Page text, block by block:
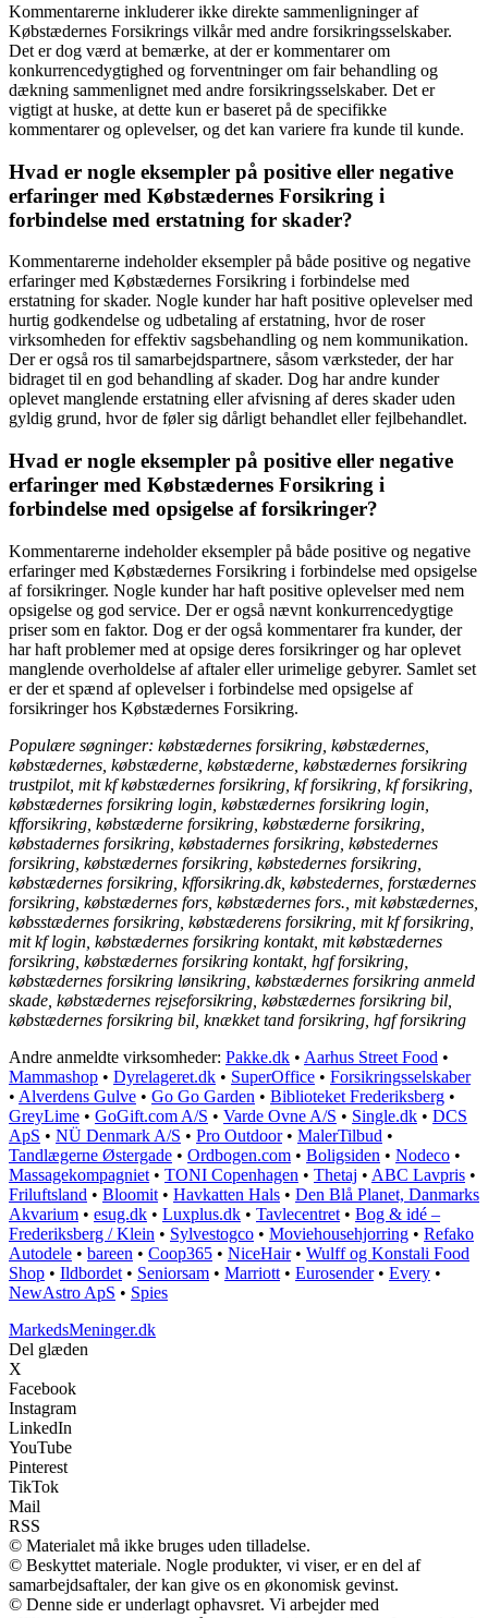
Kommentarerne inkluderer ikke direkte sammenligninger af
Købstædernes Forsikrings vilkår med andre forsikringsselskaber.
Det er dog værd at bemærke, at der er kommentarer om
konkurrencedygtighed og forventninger om fair behandling og
dækning sammenlignet med andre forsikringsselskaber. Det er
vigtigt at huske, at dette kun er baseret på de specifikke
kommentarer og oplevelser, og det kan variere fra kunde til kunde.
Hvad er nogle eksempler på positive eller negative
erfaringer med Købstædernes Forsikring i
forbindelse med erstatning for skader?
Kommentarerne indeholder eksempler på både positive og negative
erfaringer med Købstædernes Forsikring i forbindelse med
erstatning for skader. Nogle kunder har haft positive oplevelser med
hurtig godkendelse og udbetaling af erstatning, hvor de roser
virksomheden for effektiv sagsbehandling og nem kommunikation.
Der er også ros til samarbejdspartnere, såsom værksteder, der har
bidraget til en god behandling af skader. Dog har andre kunder
oplevet manglende erstatning eller afvisning af deres skader uden
gyldig grund, hvor de føler sig dårligt behandlet eller fejlbehandlet.
Hvad er nogle eksempler på positive eller negative
erfaringer med Købstædernes Forsikring i
forbindelse med opsigelse af forsikringer?
Kommentarerne indeholder eksempler på både positive og negative
erfaringer med Købstædernes Forsikring i forbindelse med opsigelse
af forsikringer. Nogle kunder har haft positive oplevelser med nem
opsigelse og god service. Der er også nævnt konkurrencedygtige
priser som en faktor. Dog er der også kommentarer fra kunder, der
har haft problemer med at opsige deres forsikringer og har oplevet
manglende overholdelse af aftaler eller urimelige gebyrer. Samlet set
er der et spænd af oplevelser i forbindelse med opsigelse af
forsikringer hos Købstædernes Forsikring.
Populære søgninger: købstædernes forsikring, købstædernes,
købstædernes, købstæderne, købstæderne, købstædernes forsikring
trustpilot, mit kf købstædernes forsikring, kf forsikring, kf forsikring,
købstædernes forsikring login, købstædernes forsikring login,
kfforsikring, købstæderne forsikring, købstæderne forsikring,
købstadernes forsikring, købstadernes forsikring, købstedernes
forsikring, købstædernes forsikring, købstedernes forsikring,
købstædernes forsikring, kfforsikring.dk, købstedernes, forstædernes
forsikring, købstædernes fors, købstædernes fors., mit købstædernes,
købsstædernes forsikring, købstæderens forsikring, mit kf forsikring,
mit kf login, købstædernes forsikring kontakt, mit købstædernes
forsikring, købstædernes forsikring kontakt, hgf forsikring,
købstædernes forsikring lønsikring, købstædernes forsikring anmeld
skade, købstædernes rejseforsikring, købstædernes forsikring bil,
købstædernes forsikring bil, knækket tand forsikring, hgf forsikring
Andre anmeldte virksomheder: Pakke.dk • Aarhus Street Food •
Mammashop • Dyrelageret.dk • SuperOffice • Forsikringsselskaber
• Alverdens Gulve • Go Go Garden • Biblioteket Frederiksberg •
GreyLime • GoGift.com A/S • Varde Ovne A/S • Single.dk • DCS
ApS • NÜ Denmark A/S • Pro Outdoor• MalerTilbud •
Tandlægerne Østergade • Ordbogen.com • Boligsiden • Nodeco •
Massagekompagniet • TONI Copenhagen • Thetaj • ABC Lavpris •
Friluftsland • Bloomit • Havkatten Hals • Den Blå Planet, Danmarks
Akvarium • esug.dk • Luxplus.dk • Tavlecentret • Bog & idé –
Frederiksberg / Klein • Sylvestogco • Moviehousehjorring • Refako
Autodele • bareen • Coop365 • NiceHair• Wulff og Konstali Food
Shop • Ildbordet • Seniorsam • Marriott • Eurosender• Every •
NewAstro ApS • Spies
MarkedsMeninger.dk
Del glæden
X
Facebook
Instagram
LinkedIn
YouTube
Pinterest
TikTok
Mail
RSS
© Materialet må ikke bruges uden tilladelse.
© Beskyttet materiale. Nogle produkter, vi viser, er en del af
samarbejdsaftaler, der kan give os en økonomisk gevinst.
© Denne side er underlagt ophavsret. Vi arbejder med